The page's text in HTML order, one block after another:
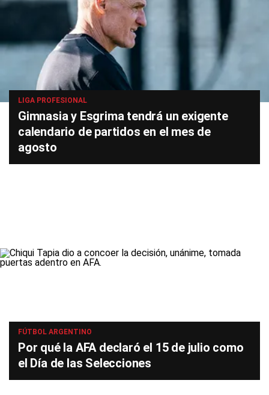
LIGA PROFESIONAL
Gimnasia y Esgrima tendrá un exigente
calendario de partidos en el mes de
agosto
FÚTBOL ARGENTINO
Por qué la AFA declaró el 15 de julio como
el Día de las Selecciones